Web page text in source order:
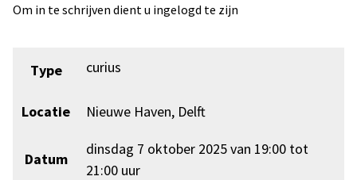
Om in te schrijven dient u ingelogd te zijn
Type curius
Locatie Nieuwe Haven, Delft
Datum
dinsdag 7 oktober 2025 van 19:00 tot
21:00 uur